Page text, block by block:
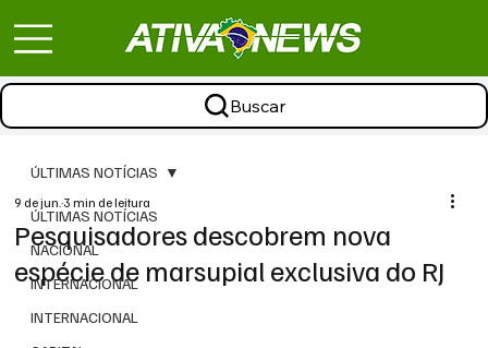
Buscar
ÚLTIMAS NOTÍCIAS
NACIONAL
INTERNACIONAL
INTERNACIONAL
ÚLTIMAS NOTÍCIAS
Pesquisadores descobrem nova
espécie de marsupial exclusiva do RJ
9 de jun.3 min de leitura